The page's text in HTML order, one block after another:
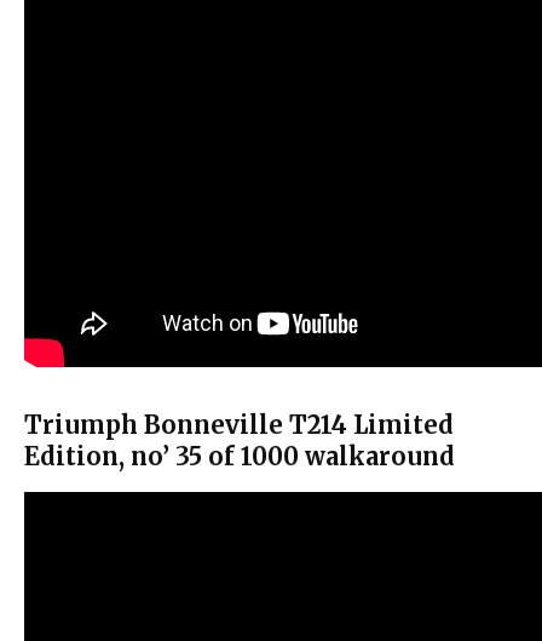
Triumph Bonneville T214 Limited
Edition, no’ 35 of 1000 walkaround